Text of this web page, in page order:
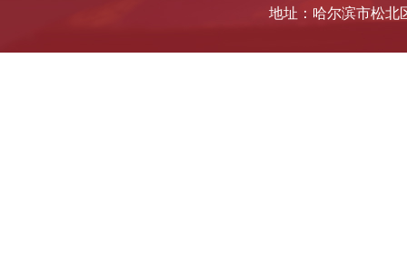
地址：哈尔滨市松北